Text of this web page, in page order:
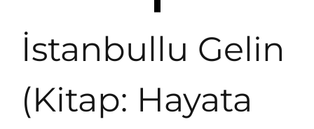
İstanbullu Gelin
(Kitap: Hayata